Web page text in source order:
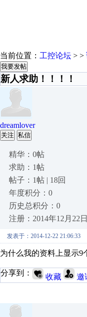
当前位置： 工控论坛 > >
我要发帖
新人求助！！！！
dreamlover
关注 私信
精华：0帖
求助：1帖
帖子：1帖 | 18回
年度积分：0
历史总积分：0
注册：2014年12月22日
发表于：2014-12-22 21:06:33
为什么我的资料上显示9
分享到： 收藏 邀